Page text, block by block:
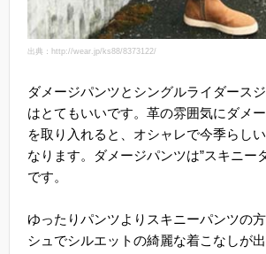
出典：http://wear.jp/ks88/8373122/
ダメージパンツとシングルライダース
はとてもいいです。革の雰囲気にダメ
を取り入れると、オシャレで今季らし
なります。ダメージパンツは”スキニー
です。
ゆったりパンツよりスキニーパンツの
シュでシルエットの綺麗な着こなしが出